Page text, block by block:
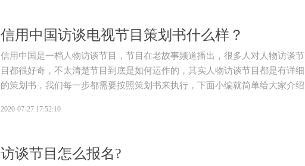
信用中国访谈电视节目策划书什么样？
信用中国是一档人物访谈节目，节目在老故事频道播出，很多人对人物访谈节
目都很好奇，不太清楚节目到底是如何运作的，其实人物访谈节目都是有详细
的策划书，我们每一步都需要按照策划书来执行，下面小编就简单给大家介绍
2020-07-27 17:52:10
访谈节目怎么报名?